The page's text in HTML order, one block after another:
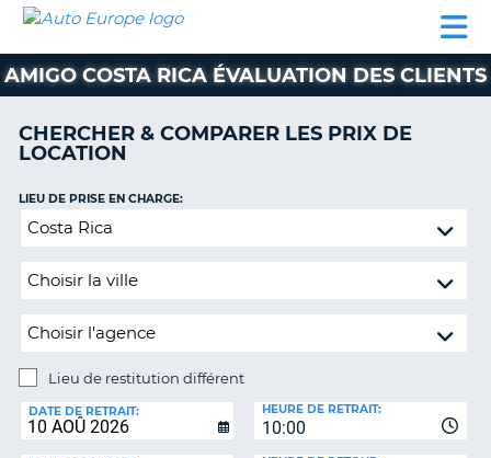
LOCATION
VOITURE
CAMPING-
CAR
CLIENT
AUTO
EUROPE
LOCATION
VOITURE
CAMPING-
CAR
PARTENAIRES
SUPPORT
CLIENT
COMPTE
MA
AMIGO COSTA RICA ÉVALUATION DES CLIENTS
CHERCHER & COMPARER LES PRIX DE
LOCATION
Lieu
restitution
LIEU DE PRISE EN CHARGE:
Lieu de restitution différent
DE
RESTITUTION:
DATE DE RETRAIT:
10:00
HEURE DE RETRAIT: